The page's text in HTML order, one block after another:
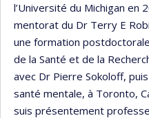
l’Université du Michigan en
mentorat du Dr Terry E
une formation
de la Santé et de la
avec Dr Pierre Sokoloff,
santé mentale, à Toronto,
suis présentement